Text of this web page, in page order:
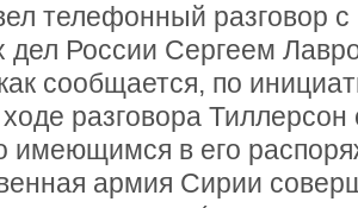
телефонный разговор
дел России Сергеем
сообщается, по
разговора Тиллерсон
имеющимся в его
армия Сирии